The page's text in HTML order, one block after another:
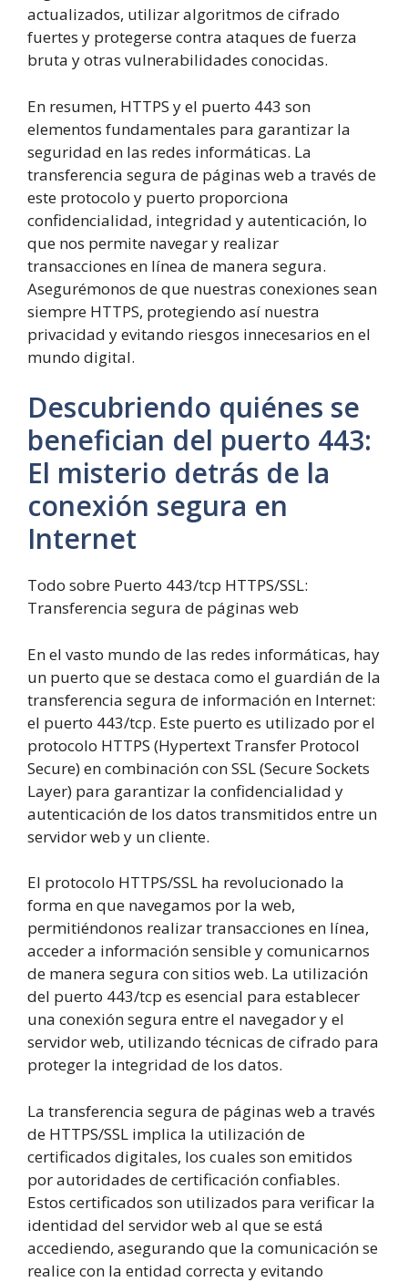
actualizados, utilizar algoritmos de cifrado
fuertes y protegerse contra ataques de fuerza
bruta y otras vulnerabilidades conocidas.
En resumen, HTTPS y el puerto 443 son
elementos fundamentales para garantizar la
seguridad en las redes informáticas. La
transferencia segura de páginas web a través de
este protocolo y puerto proporciona
confidencialidad, integridad y autenticación, lo
que nos permite navegar y realizar
transacciones en línea de manera segura.
Asegurémonos de que nuestras conexiones sean
siempre HTTPS, protegiendo así nuestra
privacidad y evitando riesgos innecesarios en el
mundo digital.
Descubriendo quiénes se
benefician del puerto 443:
El misterio detrás de la
conexión segura en
Internet
Todo sobre Puerto 443/tcp HTTPS/SSL:
Transferencia segura de páginas web
En el vasto mundo de las redes informáticas, hay
un puerto que se destaca como el guardián de la
transferencia segura de información en Internet:
el puerto 443/tcp. Este puerto es utilizado por el
protocolo HTTPS (Hypertext Transfer Protocol
Secure) en combinación con SSL (Secure Sockets
Layer) para garantizar la confidencialidad y
autenticación de los datos transmitidos entre un
servidor web y un cliente.
El protocolo HTTPS/SSL ha revolucionado la
forma en que navegamos por la web,
permitiéndonos realizar transacciones en línea,
acceder a información sensible y comunicarnos
de manera segura con sitios web. La utilización
del puerto 443/tcp es esencial para establecer
una conexión segura entre el navegador y el
servidor web, utilizando técnicas de cifrado para
proteger la integridad de los datos.
La transferencia segura de páginas web a través
de HTTPS/SSL implica la utilización de
certificados digitales, los cuales son emitidos
por autoridades de certificación confiables.
Estos certificados son utilizados para verificar la
identidad del servidor web al que se está
accediendo, asegurando que la comunicación se
realice con la entidad correcta y evitando